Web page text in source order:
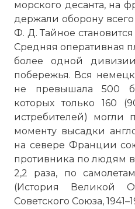
морского десанта, на
держали оборону
Ф. Д. Тайное
Средняя оперативная
более одной
побережья. Вся
не превышала 500
которых только 160
истребителей) могли
моменту высадки
на севере Франции
противника по людям в
2,2 раза, по
(История Великой
Советского Союза,
☓